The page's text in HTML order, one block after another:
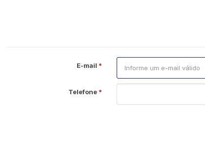
E-mail
Telefone